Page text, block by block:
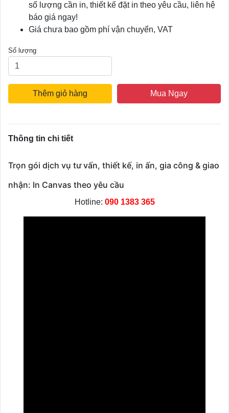
số lượng cần in, thiết kế đặt in theo yêu cầu, liên hệ
báo giá ngay!
Giá chưa bao gồm phí vận chuyển, VAT
Số lượng
Thêm giỏ hàng Mua Ngay
Thông tin chi tiết
Trọn gói dịch vụ tư vấn, thiết kế, in ấn, gia công & giao
nhận: In Canvas theo yêu cầu
Hotline: 090 1383 365